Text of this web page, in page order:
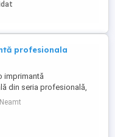
profesionala
imprimantă
din seria profesională,
J6720DW. Descriere
imprimantă inkjet (cu jet
in-one, concepută pentru
utilizare acasă mai